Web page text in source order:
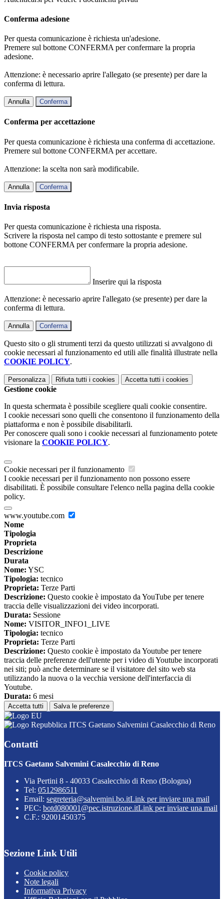
Conferma adesione
Per questa comunicazione è richiesta un'adesione.
Premere sul bottone CONFERMA per confermare la propria
adesione.
Attenzione: è necessario aprire l'allegato (se presente) per dare la
conferma di lettura.
Annulla Conferma
Conferma per accettazione
Per questa comunicazione è richiesta una conferma di accettazione.
Premere sul bottone CONFERMA per accettare.
Attenzione: la scelta non sarà modificabile.
Annulla Conferma
Invia risposta
Per questa comunicazione è richiesta una risposta.
Scrivere la risposta nel campo di testo sottostante e premere sul
bottone CONFERMA per confermare la propria adesione.
Inserire qui la risposta
Attenzione: è necessario aprire l'allegato (se presente) per dare la
conferma di lettura.
Annulla Conferma
Questo sito o gli strumenti terzi da questo utilizzati si avvalgono di
cookie necessari al funzionamento ed utili alle finalità illustrate nella
COOKIE POLICY.
Personalizza Rifiuta tutti i cookies Accetta tutti i cookies
Gestione cookie
In questa schermata è possibile scegliere quali cookie consentire.
I cookie necessari sono quelli che consentono il funzionamento della
piattaforma e non è possibile disabilitarli.
Per conoscere quali sono i cookie necessari al funzionamento potete
visionare la COOKIE POLICY.
Cookie necessari per il funzionamento
I cookie necessari per il funzionamento non possono essere
disabilitati. È possibile consultare l'elenco nella pagina della cookie
policy.
www.youtube.com
Nome
Tipologia
Proprieta
Descrizione
Durata
Nome: YSC
Tipologia: tecnico
Proprieta: Terze Parti
Descrizione: Questo cookie è impostato da YouTube per tenere
traccia delle visualizzazioni dei video incorporati.
Durata: Sessione
Nome: VISITOR_INFO1_LIVE
Tipologia: tecnico
Proprieta: Terze Parti
Descrizione: Questo cookie è impostato da Youtube per tenere
traccia delle preferenze dell'utente per i video di Youtube incorporati
nei siti; può anche determinare se il visitatore del sito web sta
utilizzando la nuova o la vecchia versione dell'interfaccia di
Youtube.
Durata: 6 mesi
Accetta tutti Salva le preferenze
ITCS Gaetano Salvemini Casalecchio di Reno
Contatti
ITCS Gaetano Salvemini Casalecchio di Reno
Via Pertini 8 - 40033 Casalecchio di Reno (Bologna)
Tel: 0512986511
Email: segreteria@salvemini.bo.itLink per inviare una mail
PEC: botd080001@pec.istruzione.itLink per inviare una mail
C.F.: 92001450375
Sezione Link Utili
Cookie policy
Note legali
Informativa Privacy